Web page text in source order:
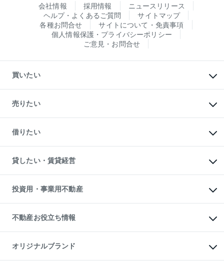
会社情報 採用情報
ニュースリリース
ヘルプ・よくあるご質問
サイトマップ
各種お問合せ
サイトについて・免責事項
個人情報保護・プライバシーポリシー
ご意見・お問合せ
買いたい
新築・分譲マンションの購入
中古マンションの購入
一戸建ての購入
中古一戸建ての購入
不動産購入の流れ
注目キーワード物件特集
購入ガイド
English 繁体中文簡体中文
売りたい
一戸建ての売却・査定
土地の売却・査定
スピードAI査定
不動産査定について
不動産売却の流れ
不動産買換えの流れ
売却ガイド
借りたい
オフィス・店舗の賃貸
借りるときの流れ
借りるガイド
貸したい・賃貸経営
マンション賃料データ
賃貸管理プラン
リロケーションについて
貸すガイド
投資用・事業用不動産
事業用不動産
マンション投資
投資用マンション
アパート経営
収益物件
不動産お役立ち情報
マンションライブラリー
人気マンションランキング
暮らしに役立つ不動産メディア
オリジナルブランド